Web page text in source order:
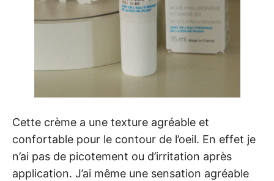
Cette crème a une texture agréable et
confortable pour le contour de l’oeil. En effet je
n’ai pas de picotement ou d’irritation après
application. J’ai même une sensation agréable